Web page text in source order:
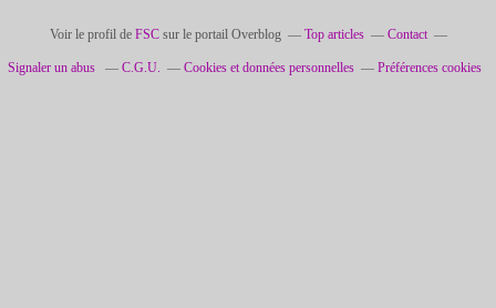
Voir le profil de FSCsur le portail Overblog Top articles Contact
Signaler un abus C.G.U. Cookies et données personnelles Préférences cookies